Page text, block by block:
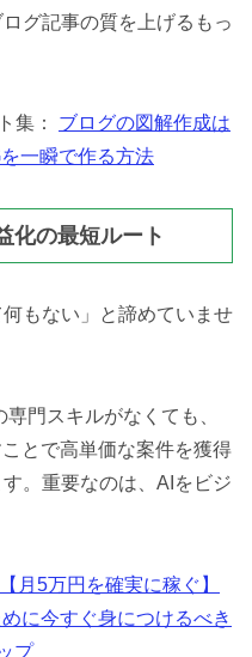
グ記事の質を上げるもっ
集： ブログの図解作成は
一瞬で作る方法
化の最短ルート
もない」と諦めていませ
門スキルがなくても、
とで高単価な案件を獲得
。重要なのは、AIをビジ
【月5万円を確実に稼ぐ】
に今すぐ身につけるべき
プ